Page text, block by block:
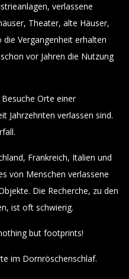
verlassene
Theater, alte Häuser,
Vergangenheit erhalten
vor Jahren die Nutzung
Orte einer
Jahrzehnten verlassen sind.
Frankreich, Italien und
von Menschen verlassene
Die Recherche, zu den
ist oft schwierig.
but footprints!
im Dornröschenschlaf.